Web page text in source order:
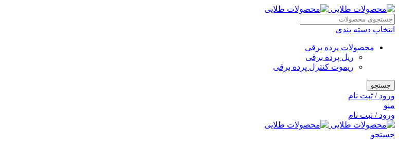
انتخاب دسته بندی
محصولات پرده برقی
ریل پرده برقی
ریموت کنترل پرده برقی
جستجو
ورود / ثبت نام
منو
ورود / ثبت نام
جستجو